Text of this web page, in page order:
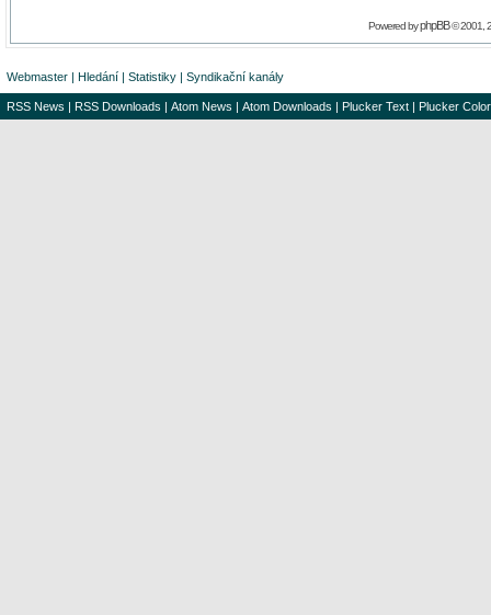
Powered byphpBB© 2001,
Webmaster | Hledání | Statistiky | Syndikační kanály
RSS News | RSS Downloads | Atom News | Atom Downloads | Plucker Text | Plucker Color